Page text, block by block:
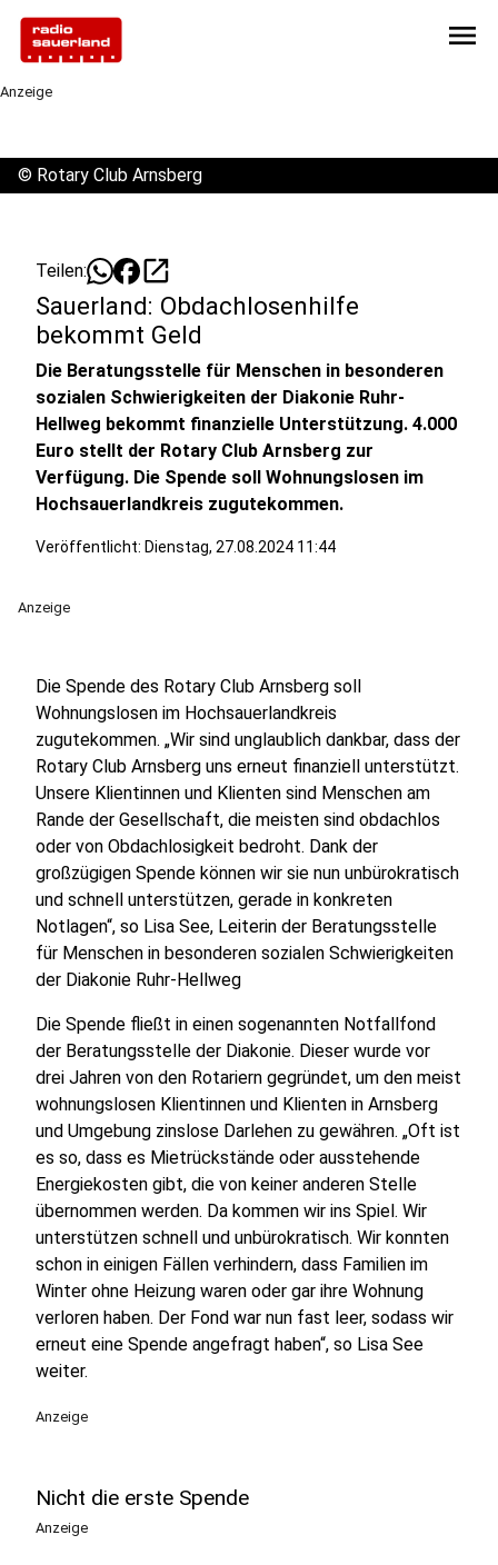
menu
Anzeige
© Rotary Club Arnsberg
Teilen: open_in_new
Sauerland: Obdachlosenhilfe
bekommt Geld
Die Beratungsstelle für Menschen in besonderen
sozialen Schwierigkeiten der Diakonie Ruhr-
Hellweg bekommt finanzielle Unterstützung. 4.000
Euro stellt der Rotary Club Arnsberg zur
Verfügung. Die Spende soll Wohnungslosen im
Hochsauerlandkreis zugutekommen.
Veröffentlicht: Dienstag, 27.08.2024 11:44
Anzeige
Die Spende des Rotary Club Arnsberg soll
Wohnungslosen im Hochsauerlandkreis
zugutekommen. „Wir sind unglaublich dankbar, dass der
Rotary Club Arnsberg uns erneut finanziell unterstützt.
Unsere Klientinnen und Klienten sind Menschen am
Rande der Gesellschaft, die meisten sind obdachlos
oder von Obdachlosigkeit bedroht. Dank der
großzügigen Spende können wir sie nun unbürokratisch
und schnell unterstützen, gerade in konkreten
Notlagen“, so Lisa See, Leiterin der Beratungsstelle
für Menschen in besonderen sozialen Schwierigkeiten
der Diakonie Ruhr-Hellweg
Die Spende fließt in einen sogenannten Notfallfond
der Beratungsstelle der Diakonie. Dieser wurde vor
drei Jahren von den Rotariern gegründet, um den meist
wohnungslosen Klientinnen und Klienten in Arnsberg
und Umgebung zinslose Darlehen zu gewähren. „Oft ist
es so, dass es Mietrückstände oder ausstehende
Energiekosten gibt, die von keiner anderen Stelle
übernommen werden. Da kommen wir ins Spiel. Wir
unterstützen schnell und unbürokratisch. Wir konnten
schon in einigen Fällen verhindern, dass Familien im
Winter ohne Heizung waren oder gar ihre Wohnung
verloren haben. Der Fond war nun fast leer, sodass wir
erneut eine Spende angefragt haben“, so Lisa See
weiter.
Anzeige
Nicht die erste Spende
Anzeige